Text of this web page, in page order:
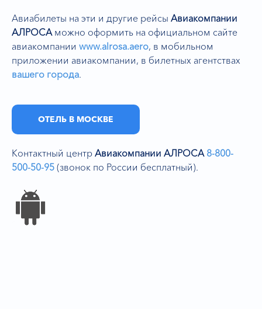
Авиабилеты на эти и другие рейсы Авиакомпании
АЛРОСАможно оформить на официальном сайте
авиакомпании www.alrosa.aero, в мобильном
приложении авиакомпании, в билетных агентствах
вашего города.
ОТЕЛЬ В МОСКВЕ
Контактный центр Авиакомпании АЛРОСА 8-800-
500-50-95 (звонок по России бесплатный).